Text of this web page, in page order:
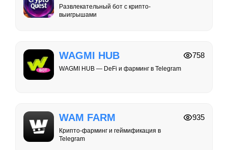
Развлекательный бот с крипто-
выигрышами
WAGMI HUB
WAGMI HUB — DeFi и фарминг в Telegram
758
WAM FARM
Крипто-фарминг и геймификация в
Telegram
935